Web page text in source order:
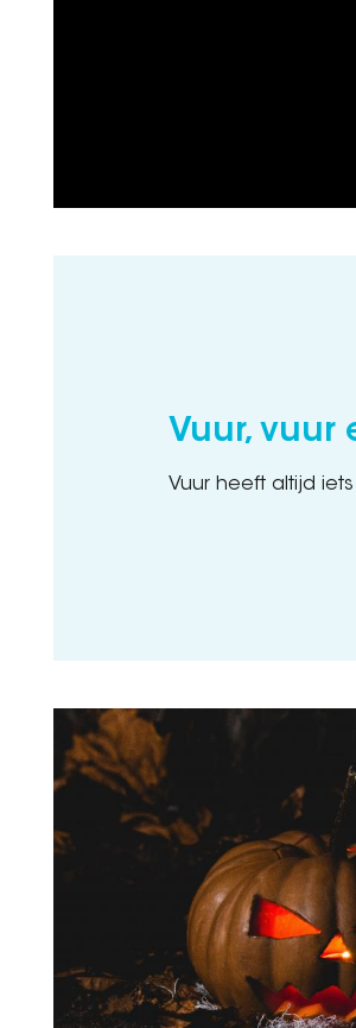
Vuur, vuur
Vuur heeft altijd